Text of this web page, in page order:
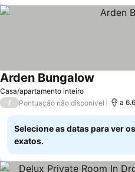
Casa/apartamento inteiro
Arden Bungalow
/ Pontuação não disponível a
Selecione as datas para ver
exatos.